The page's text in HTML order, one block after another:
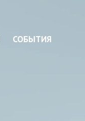
СОБЫТИЯ